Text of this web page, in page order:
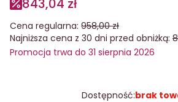
843,04 zł
Cena regularna: 958,00 zł
Najniższa cena z 30 dni przed obniżką:
Promocja trwa do 31 sierpnia 2026
Dostępność:brak